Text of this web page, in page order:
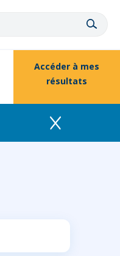
Accéder à mes
résultats